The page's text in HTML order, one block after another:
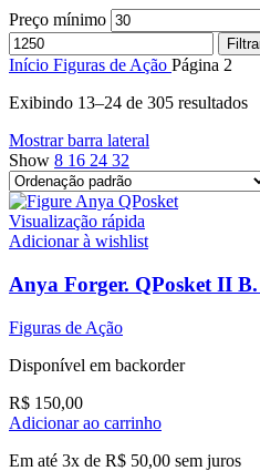
Preço mínimo
Início Figuras de Ação Página 2
Exibindo 13–24 de 305 resultados
Mostrar barra lateral
Show 8 16 24 32
Visualização rápida
Adicionar à wishlist
Anya Forger. QPosket II
Figuras de Ação
Disponível em backorder
R$ 150,00
Adicionar ao carrinho
Em até 3x de R$ 50,00 sem juros